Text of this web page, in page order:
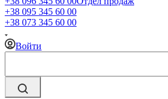
+38 095 345 60 00
+38 073 345 60 00
Войти